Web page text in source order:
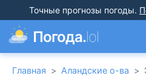
Точные прогнозы погоды.
Погода.lol
Главная > Аландские о-ва >